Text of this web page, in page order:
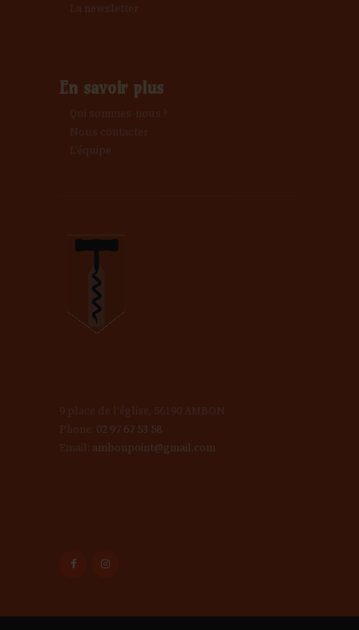
La newsletter
En savoir plus
Qui sommes-nous ?
Nous contacter
L’équipe
9 place de l'église, 56190 AMBON
Phone: 02 97 67 53 58
Email: ambonpoint@gmail.com